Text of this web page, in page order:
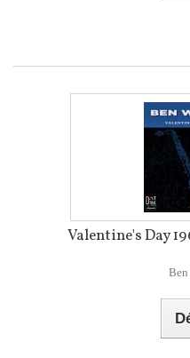
Valentine's Day
Ben